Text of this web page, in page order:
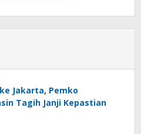
Jakarta, Pemko
Tagih Janji Kepastian